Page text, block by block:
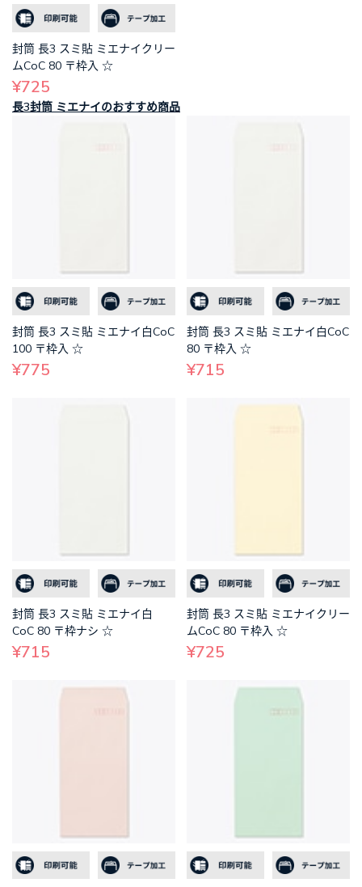
封筒 長3 スミ貼 ミエナイクリー
ムCoC 80 〒枠入 ☆
¥725
長3封筒 ミエナイのおすすめ商品
封筒 長3 スミ貼 ミエナイ白CoC
100 〒枠入 ☆
¥775
封筒 長3 スミ貼 ミエナイ白CoC
80 〒枠入 ☆
¥715
封筒 長3 スミ貼 ミエナイ白
CoC 80 〒枠ナシ ☆
¥715
封筒 長3 スミ貼 ミエナイクリー
ムCoC 80 〒枠入 ☆
¥725